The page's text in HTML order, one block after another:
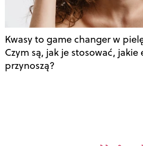
Kwasy to game changer w
Czym są, jak je stosować, jakie
przynoszą?